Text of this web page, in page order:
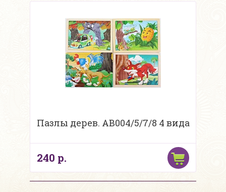
Пазлы дерев. AB004/5/7/8 4 вида
240 р.